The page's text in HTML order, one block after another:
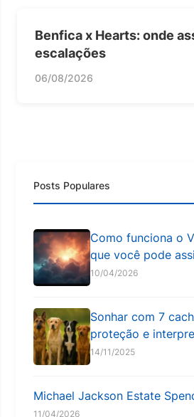
Benfica x Hearts: onde
escalações
06/08/2026
Posts Populares
Como funciona o
que você pode
10/04/2026
Sonhar com 7
proteção e
14/11/2025
Michael Jackson Estate
11/04/2026